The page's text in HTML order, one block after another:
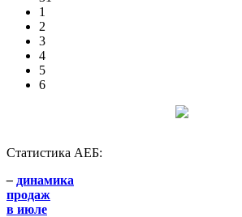
1
2
3
4
5
6
Статистика АЕБ:
– динамика
продаж
в июле